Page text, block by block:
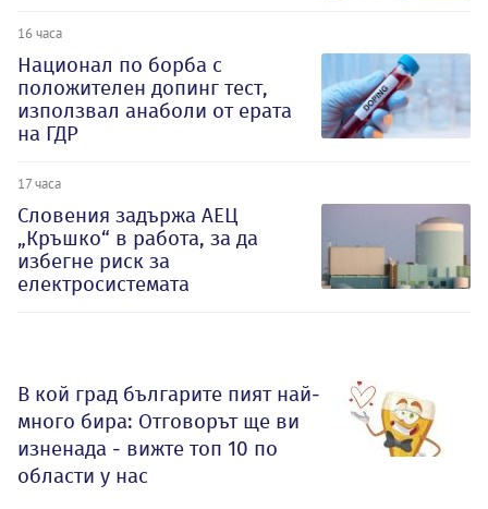
16 часа
Национал по борба с
положителен допинг тест,
използвал анаболи от ерата
на ГДР
17 часа
Словения задържа АЕЦ
„Кръшко“ в работа, за да
избегне риск за
електросистемата
В кой град българите пият най-
много бира: Отговорът ще ви
изненада - вижте топ 10 по
области у нас